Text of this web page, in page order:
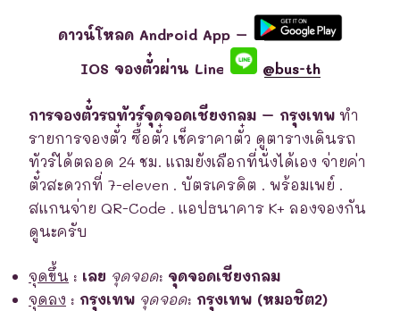
ดาวน์โหลด Android App –
IOS จองตั๋วผ่าน Line
@bus-th
การจองตั๋วรถทัวร์จุดจอดเชียงกลม – กรุงเทพ ทำ
รายการจองตั๋ว ซื้อตั๋ว เช็คราคาตั๋ว ดูตารางเดินรถ
ทัวร์ได้ตลอด 24 ชม. แถมยังเลือกที่นั่งได้เอง จ่ายค่า
ตั๋วสะดวกที่ 7-eleven . บัตรเครดิต . พร้อมเพย์ .
สแกนจ่าย QR-Code . แอปธนาคาร K+ ลองจองกัน
ดูนะครับ
จุดขึ้น : เลย จุดจอด: จุดจอดเชียงกลม
จุดลง : กรุงเทพ จุดจอด: กรุงเทพ (หมอชิต2)